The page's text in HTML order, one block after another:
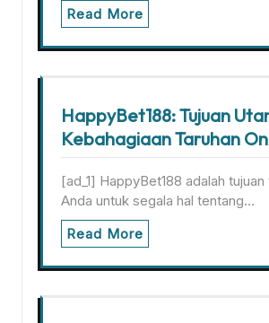
Read More
HappyBet188: Tujuan
Kebahagiaan Taruhan
[ad_1] HappyBet188 adalah
Anda untuk segala hal tentang…
Read More